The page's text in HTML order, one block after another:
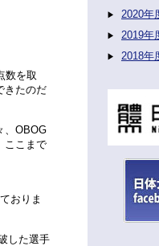
数を取
きたのだ
、OBOG
ここまで
おりま
した選手
2020年
2019年
2018年